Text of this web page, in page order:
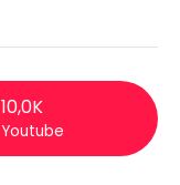
10,0K
Youtube